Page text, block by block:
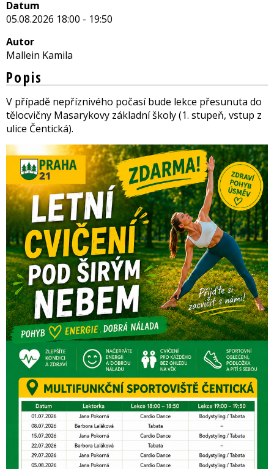
Datum
05.08.2026 18:00 - 19:50
Autor
Mallein Kamila
Popis
V případě nepříznivého počasí bude lekce přesunuta do
tělocvičny Masarykovy základní školy (1. stupeň, vstup z
ulice Čentická).